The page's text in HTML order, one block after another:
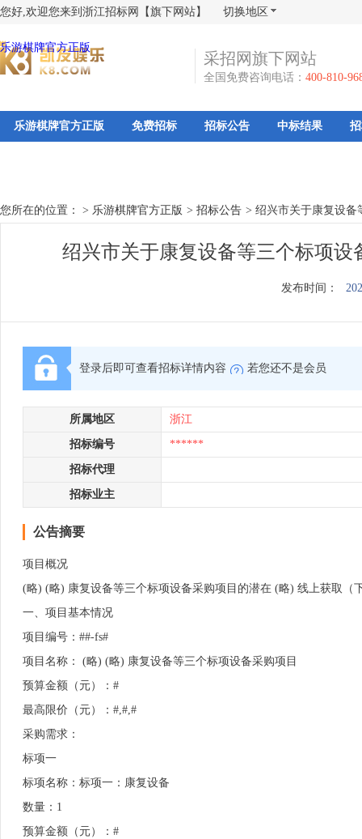
您好,欢迎您来到浙江招标网【旗下网站】 切换地区
乐游棋牌官方正版
采招网旗下网站
全国免费咨询电话： 400-810-
乐游棋牌官方正版 免费招标 招标公告 中标结果
您所在的位置： > 乐游棋牌官方正版 > 招标公告 > 绍兴市关于康复设备
绍兴市关于康复设备等三个标项
发布时间：
登录后即可查看招标详情内容 若您还不是会员
所属地区 浙江
招标编号 ******
招标代理
招标业主
公告摘要
项目概况
(略) (略) 康复设备等三个标项设备采购项目的潜在 (略) 线上获取（
一、项目基本情况
项目编号：##-fs#
项目名称： (略) (略) 康复设备等三个标项设备采购项目
预算金额（元）：#
最高限价（元）：#,#,#
采购需求：
标项一
标项名称：标项一：康复设备
数量：1
预算金额（元）：#